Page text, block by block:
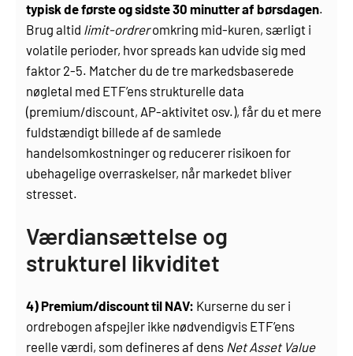
typisk de første og sidste 30 minutter af børsdagen.
Brug altid limit-ordreromkring mid-kuren, særligt i
volatile perioder, hvor spreads kan udvide sig med
faktor 2-5. Matcher du de tre markedsbaserede
nøgletal med ETF’ens strukturelle data
(premium/discount, AP-aktivitet osv.), får du et mere
fuldstændigt billede af de samlede
handelsomkostninger og reducerer risikoen for
ubehagelige overraskelser, når markedet bliver
stresset.
Værdiansættelse og
strukturel likviditet
4) Premium/discount til NAV: Kurserne du ser i
ordrebogen afspejler ikke nødvendigvis ETF’ens
reelle værdi, som defineres af dens Net Asset Value